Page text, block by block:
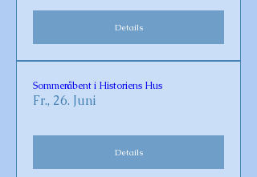
Details
Sommeråbent i Historiens Hus
Fr., 26. Juni
Details